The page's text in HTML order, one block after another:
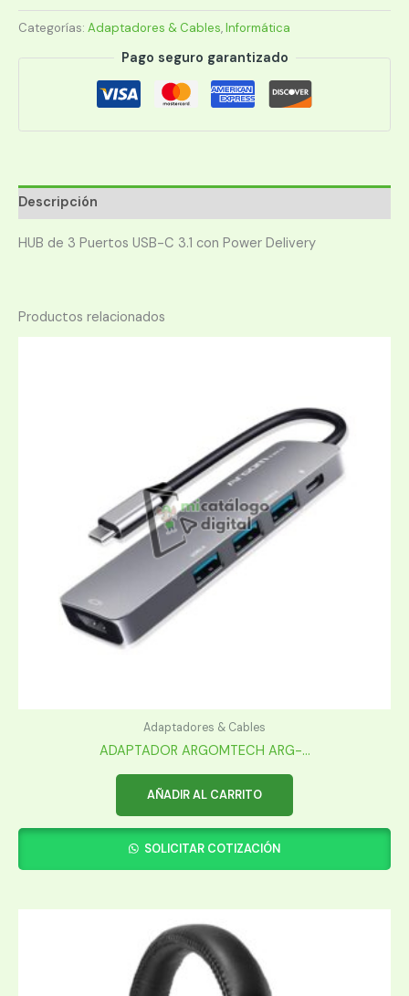
163552
3
Categorías: Adaptadores & Cables,Informática
Pago seguro garantizado
Descripción
HUB de 3 Puertos USB-C 3.1 con Power Delivery
Productos relacionados
Adaptadores & Cables
ADAPTADOR ARGOMTECH ARG-...
AÑADIR AL CARRITO
SOLICITAR COTIZACIÓN